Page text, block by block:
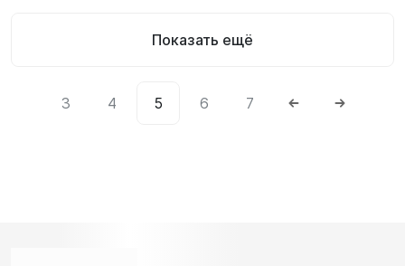
Показать ещё
3 4 5 6 7